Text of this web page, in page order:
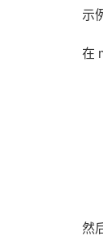
示
在
然